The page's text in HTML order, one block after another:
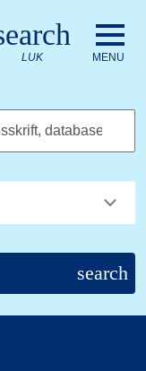
Kongelige
LUK MENU
database
search